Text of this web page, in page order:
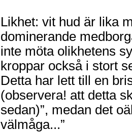
Likhet: vit hud är lika
dominerande
inte möta olikhetens
kroppar också i stort
Detta har lett till en
(observera! att detta
sedan)”, medan det
välmåga...”